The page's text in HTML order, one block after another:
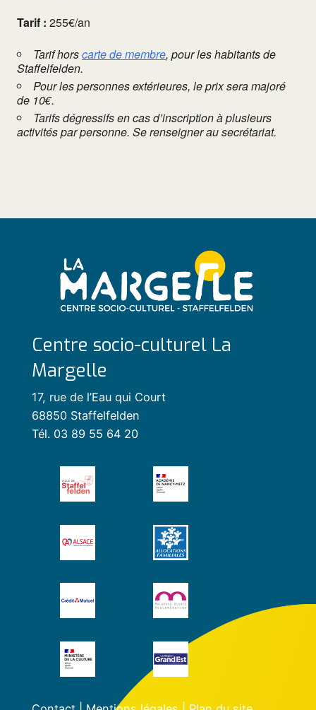
Tarif : 255€/an
Tarif horscarte de membre, pour les habitants de
Staffelfelden.
Pour les personnes extérieures, le prix sera majoré
de 10€.
Tarifs dégressifs en cas d’inscription à plusieurs
activités par personne. Se renseigner au secrétariat.
Centre socio-culturel La
Margelle
17, rue de l’Eau qui Court
68850 Staffelfelden
Tél. 03 89 55 64 20